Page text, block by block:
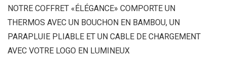
NOTRE COFFRET «ÉLÉGANCE» COMPORTE UN
THERMOS AVEC UN BOUCHON EN BAMBOU, UN
PARAPLUIE PLIABLE ET UN CABLE DE CHARGEMENT
AVEC VOTRE LOGO EN LUMINEUX